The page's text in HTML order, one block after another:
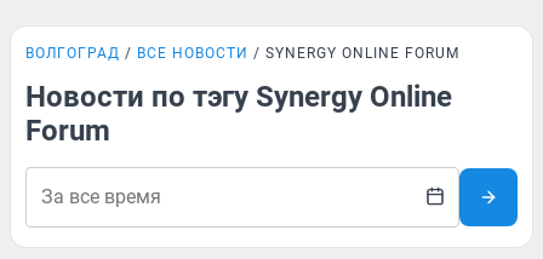
ВОЛГОГРАД ВСЕ НОВОСТИ SYNERGY ONLINE FORUM
Новости по тэгу Synergy Online
Forum